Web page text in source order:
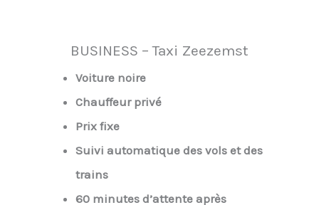
BUSINESS – Taxi Zeezemst
Voiture noire
Chauffeur privé
Prix fixe
Suivi automatique des vols et des
trains
60 minutes d’attente après